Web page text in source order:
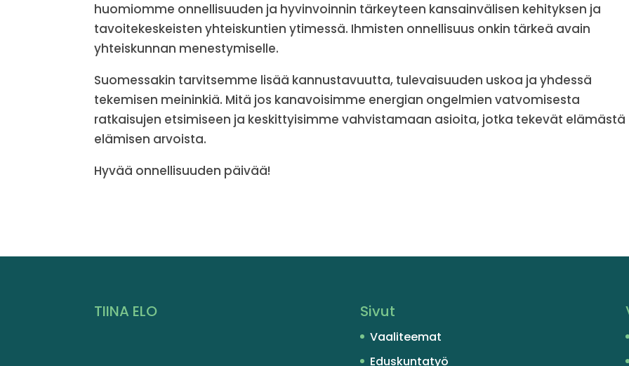
huomiomme onnellisuuden ja hyvinvoinnin tärkeyteen kansainvälisen kehityksen ja
tavoitekeskeisten yhteiskuntien ytimessä. Ihmisten onnellisuus onkin tärkeä avain
yhteiskunnan menestymiselle.
Suomessakin tarvitsemme lisää kannustavuutta, tulevaisuuden uskoa ja yhdessä
tekemisen meininkiä. Mitä jos kanavoisimme energian ongelmien vatvomisesta
ratkaisujen etsimiseen ja keskittyisimme vahvistamaan asioita, jotka tekevät elämästä
elämisen arvoista.
Hyvää onnellisuuden päivää!
TIINA ELO Sivut
Vaaliteemat
Eduskuntatyö